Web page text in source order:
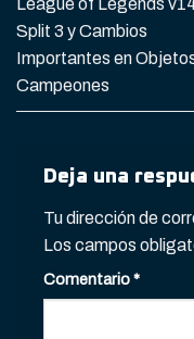
League of Legends
Split 3 y Cambios
Importantes en
Campeones
Deja una
Tu dirección de
Los campos
Comentario*